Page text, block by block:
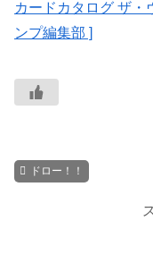
カードカタログ ザ・
ンプ編集部 ]
ドロー！！